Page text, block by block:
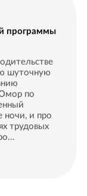
программы
шуточную
по
ночи, и про
трудовых